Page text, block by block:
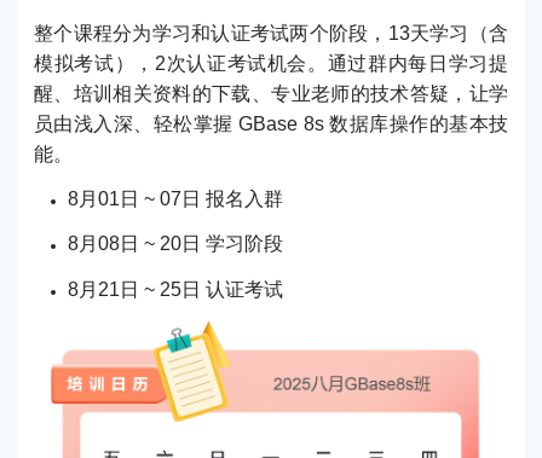
整个课程分为学习和认证考试两个阶段，13天学习（含
模拟考试），2次认证考试机会。通过群内每日学习提
醒、培训相关资料的下载、专业老师的技术答疑，让学
员由浅入深、轻松掌握 GBase 8s 数据库操作的基本技
能。
8月01日 ~ 07日 报名入群
8月08日 ~ 20日 学习阶段
8月21日 ~ 25日 认证考试